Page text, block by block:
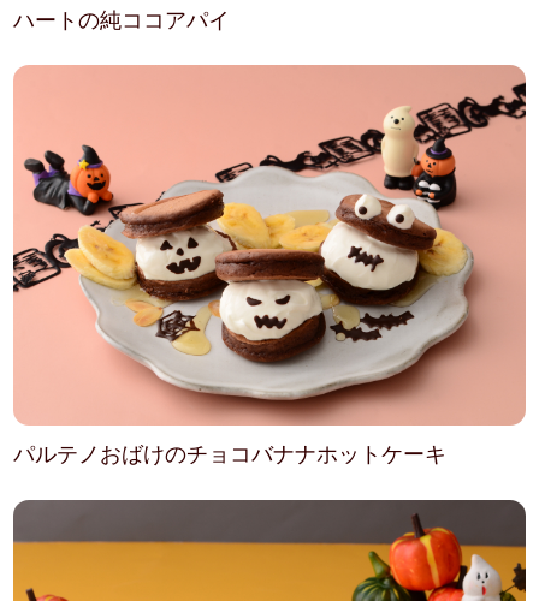
ハートの純ココアパイ
パルテノおばけのチョコバナナホットケーキ